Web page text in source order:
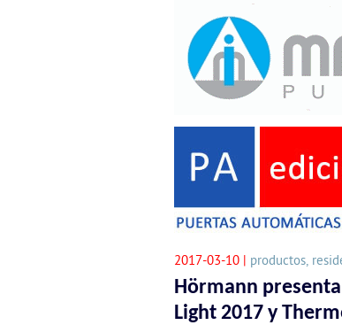
2017-03-10 | productos,
Hörmann
Light 2017 y